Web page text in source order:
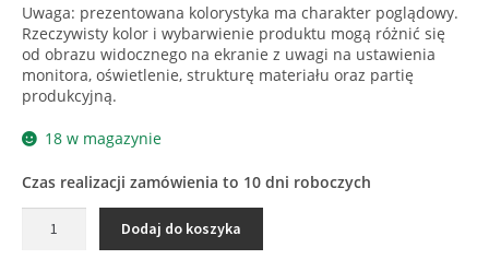
Uwaga: prezentowana kolorystyka ma charakter poglądowy.
Rzeczywisty kolor i wybarwienie produktu mogą różnić się
od obrazu widocznego na ekranie z uwagi na ustawienia
monitora, oświetlenie, strukturę materiału oraz partię
produkcyjną.
18 w magazynie
Czas realizacji zamówienia to 10 dni roboczych
D1102
Dodaj do koszyka